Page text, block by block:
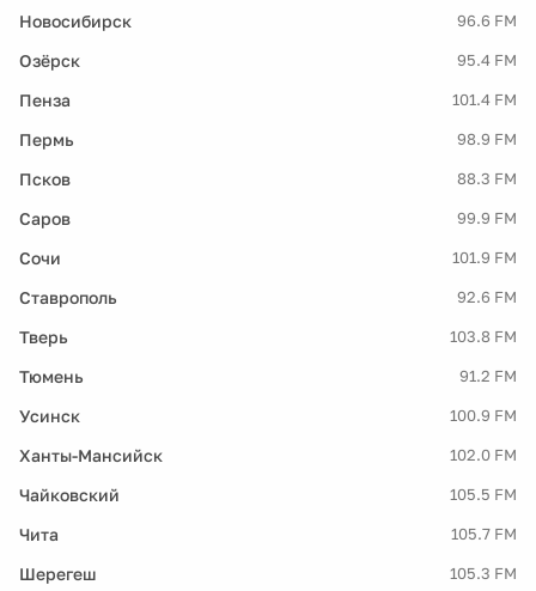
Новосибирск 96.6 FM
Озёрск 95.4 FM
Пенза 101.4 FM
Пермь 98.9 FM
Псков 88.3 FM
Саров 99.9 FM
Сочи 101.9 FM
Ставрополь 92.6 FM
Тверь 103.8 FM
Тюмень 91.2 FM
Усинск 100.9 FM
Ханты-Мансийск 102.0 FM
Чайковский 105.5 FM
Чита 105.7 FM
Шерегеш 105.3 FM